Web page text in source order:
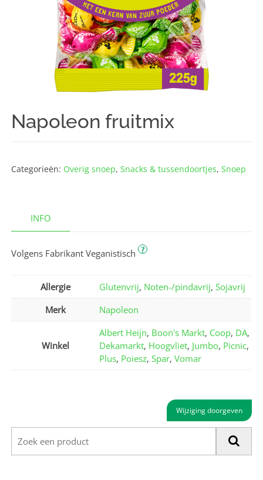
Napoleon fruitmix
Categorieën: Overig snoep,Snacks & tussendoortjes,Snoep
INFO
Volgens Fabrikant Veganistisch ?
Allergie Glutenvrij, Noten-/pindavrij,Sojavrij
Merk
Napoleon
Winkel
Albert Heijn, Boon's Markt, Coop, DA,
Dekamarkt, Hoogvliet, Jumbo, Picnic,
Plus, Poiesz,Spar,Vomar
Wijziging doorgeven